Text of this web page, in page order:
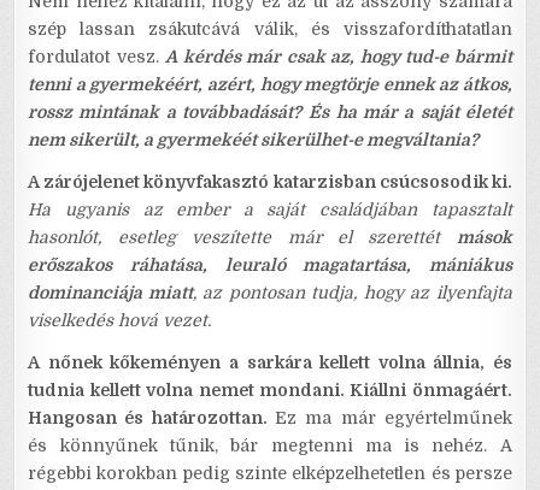
szép lassan zsákutcává válik, és visszafordíthatatlan
fordulatot vesz.A kérdés már csak az, hogy tud-e bármit
tenni a gyermekéért, azért, hogy megtörje ennek az átkos,
rossz mintának a továbbadását? És ha már a saját életét
nem sikerült, a gyermekéét sikerülhet-e megváltania?
A zárójelenet könyvfakasztó katarzisban csúcsosodik ki.
Ha ugyanis az ember a saját családjában tapasztalt
hasonlót, esetleg veszítette már el szerettét mások
erőszakos ráhatása, leuraló magatartása, mániákus
dominanciája miatt, az pontosan tudja, hogy az ilyenfajta
viselkedés hová vezet.
A nőnek kőkeményen a sarkára kellett volna állnia, és
tudnia kellett volna nemet mondani. Kiállni önmagáért.
Hangosan és határozottan. Ez ma már egyértelműnek
és könnyűnek tűnik, bár megtenni ma is nehéz. A
régebbi korokban pedig szinte elképzelhetetlen és persze